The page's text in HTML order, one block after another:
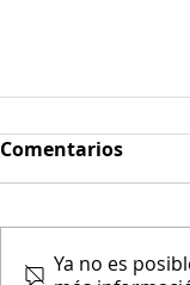
Comentarios
Ya no es